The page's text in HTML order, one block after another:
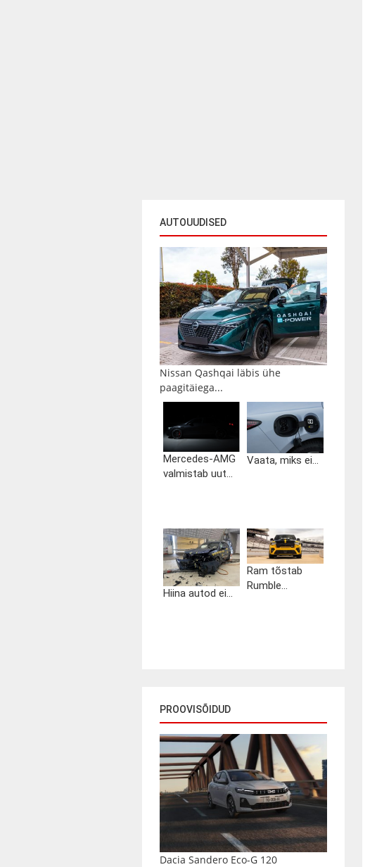
AUTOUUDISED
Nissan Qashqai läbis ühe
paagitäiega...
Mercedes-AMG
valmistab uut...
Vaata, miks ei...
Hiina autod ei...
Ram tõstab
Rumble...
PROOVISÕIDUD
Dacia Sandero Eco-G 120